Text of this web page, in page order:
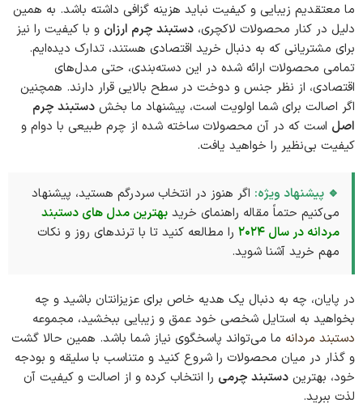
ما معتقدیم زیبایی و کیفیت نباید هزینه گزافی داشته باشد. به همین
دلیل در کنار محصولات لاکچری، دستبند چرم ارزان و با کیفیت را نیز
برای مشتریانی که به دنبال خرید اقتصادی هستند، تدارک دیده‌ایم.
تمامی محصولات ارائه شده در این دسته‌بندی، حتی مدل‌های
اقتصادی، از نظر جنس و دوخت در سطح بالایی قرار دارند. همچنین
اگر اصالت برای شما اولویت است، پیشنهاد ما بخش دستبند چرم
اصل است که در آن محصولات ساخته شده از چرم طبیعی با دوام و
کیفیت بی‌نظیر را خواهید یافت.
🔹 پیشنهاد ویژه: اگر هنوز در انتخاب سردرگم هستید، پیشنهاد
می‌کنیم حتماً مقاله راهنمای خرید بهترین مدل های دستبند
مردانه در سال ۲۰۲۴
را مطالعه کنید تا با ترندهای روز و نکات
مهم خرید آشنا شوید.
در پایان، چه به دنبال یک هدیه خاص برای عزیزانتان باشید و چه
بخواهید به استایل شخصی خود عمق و زیبایی ببخشید، مجموعه
دستبند مردانه ما می‌تواند پاسخگوی نیاز شما باشد. همین حالا گشت
و گذار در میان محصولات را شروع کنید و متناسب با سلیقه و بودجه
خود، بهترین دستبند چرمی را انتخاب کرده و از اصالت و کیفیت آن
لذت ببرید.